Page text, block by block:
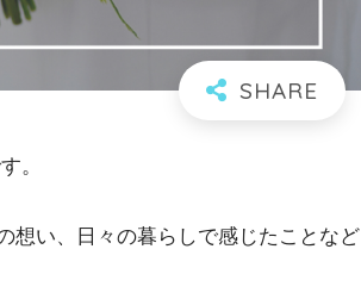
。
想い、日々の暮らしで感じたことなど